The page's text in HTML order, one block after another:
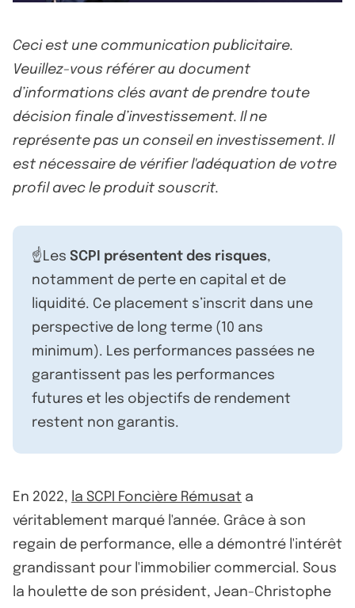
Ceci est une communication publicitaire.
Veuillez-vous référer au document
d’informations clés avant de prendre toute
décision finale d’investissement. Il ne
représente pas un conseil en investissement. Il
est nécessaire de vérifier l'adéquation de votre
profil avec le produit souscrit.
☝️Les SCPI présentent des risques,
notamment de perte en capital et de
liquidité. Ce placement s’inscrit dans une
perspective de long terme (10 ans
minimum). Les performances passées ne
garantissent pas les performances
futures et les objectifs de rendement
restent non garantis.
En 2022, la SCPI Foncière Rémusat a
véritablement marqué l'année. Grâce à son
regain de performance, elle a démontré l'intérêt
grandissant pour l'immobilier commercial. Sous
la houlette de son président, Jean-Christophe